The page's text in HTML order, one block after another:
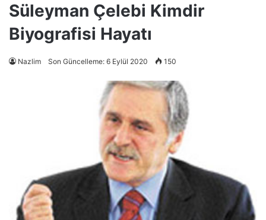
Süleyman Çelebi Kimdir
Biyografisi Hayatı
Nazlim Son Güncelleme: 6 Eylül 2020 150